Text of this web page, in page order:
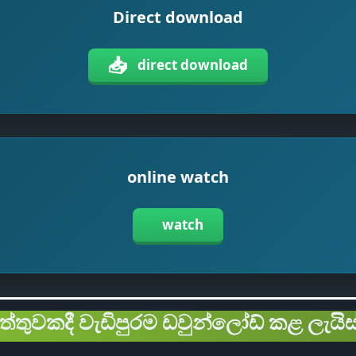
Direct download
📥 direct download
online watch
watch
වැඩිපුරම ඩවුන්ලෝඩ් කළ